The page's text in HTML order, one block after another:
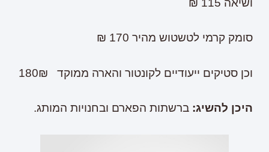
ושיאה 115 ₪
סומק קרמי לטשטוש מהיר 170 ₪
וכן סטיקים ייעודיים לקונטור והארה ממוקד 180₪
היכן להשיג: ברשתות הפארם ובחנויות המותג.